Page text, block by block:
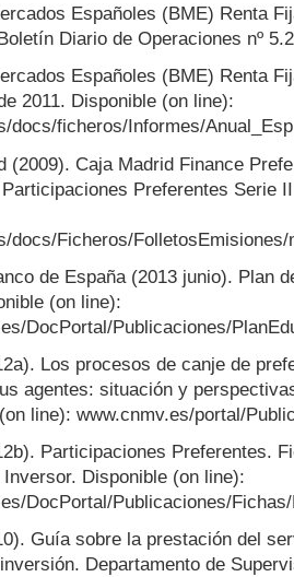
Españoles (BME) Renta
Diario de Operaciones nº
Españoles (BME) Renta
2011. Disponible (on line):
docs/ficheros/Informes/
(2009). Caja Madrid Finance
Preferentes Serie
docs/Ficheros/FolletosEmisiones/
de España (2013 junio). Plan
(on line):
DocPortal/Publicaciones/
Los procesos de canje de
agentes: situación y
line): www.cnmv.es/portal/
Participaciones Preferentes.
Disponible (on line):
DocPortal/Publicaciones/
Guía sobre la prestación del
Departamento de